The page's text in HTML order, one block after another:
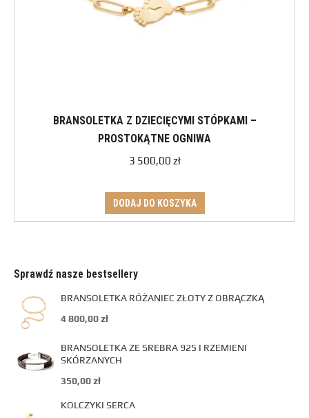
BRANSOLETKA Z DZIECIĘCYMI STÓPKAMI –
PROSTOKĄTNE OGNIWA
3 500,00 zł
DODAJ DO KOSZYKA
Sprawdź nasze bestsellery
BRANSOLETKA RÓŻANIEC ZŁOTY Z OBRĄCZKĄ
4 800,00zł
BRANSOLETKA ZE SREBRA 925 I RZEMIENI
SKÓRZANYCH
350,00zł
KOLCZYKI SERCA